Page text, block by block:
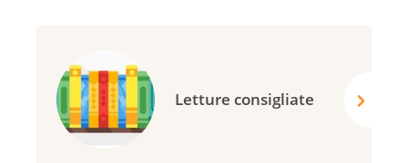
Letture consigliate